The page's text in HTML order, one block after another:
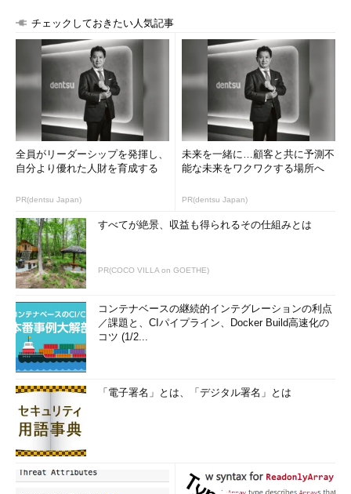
チェックしておきたい人気記事
全員がリーダーシップを発揮し、
自分より優れた人財を育成する
PR(dentsu Japan)
未来を一緒に…顧客と共に予測不
能な未来をワクワクする場所へ
PR(dentsu Japan)
すべてが絶景、収益も得られるその仕組みとは
PR(COCO VILLA on GOETHE)
コンテナベースの継続的インテグレーションの利点
／課題と、CIパイプライン、Docker Build高速化の
コツ (1/2...
「電子署名」とは、「デジタル署名」とは